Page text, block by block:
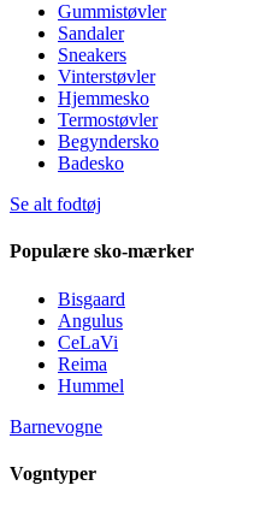
Gummistøvler
Sandaler
Sneakers
Vinterstøvler
Hjemmesko
Termostøvler
Begyndersko
Badesko
Se alt fodtøj
Populære sko-mærker
Bisgaard
Angulus
CeLaVi
Reima
Hummel
Barnevogne
Vogntyper